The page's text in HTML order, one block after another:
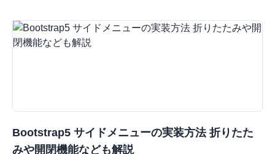
Bootstrap5 サイドメニューの実装方法 折りたた
みや開閉機能なども解説